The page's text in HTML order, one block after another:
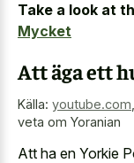
Take a look at
Mycket
Att äga ett
Källa: youtube.com
veta om Yoranian
Att ha en Yorkie